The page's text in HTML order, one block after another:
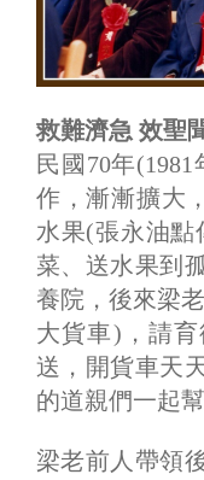
救難濟急 效聖
民國70年
作，漸漸擴大
水果(張永油點
菜、送水果到
養院，後來梁
大貨車)，請
送，開貨車天
的道親們一起幫
梁老前人帶領